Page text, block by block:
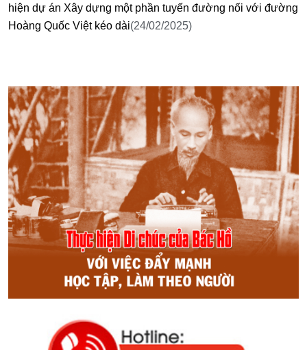
hiện dự án Xây dựng một phần tuyến đường nối với đường
Hoàng Quốc Việt kéo dài(24/02/2025)